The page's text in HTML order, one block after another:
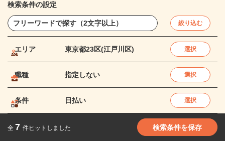
検索条件の設定
絞り込む
エリア 東京都23区(江戸川区) 選択
職種 指定しない 選択
条件 日払い 選択
全 7 件ヒットしました 検索条件を保存